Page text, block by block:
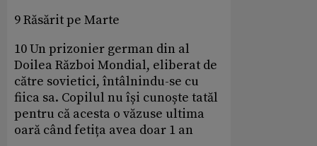
9 Răsărit pe Marte
10 Un prizonier german din al
Doilea Război Mondial, eliberat de
către sovietici, întâlnindu-se cu
fiica sa. Copilul nu își cunoște tatăl
pentru că acesta o văzuse ultima
oară când fetița avea doar 1 an